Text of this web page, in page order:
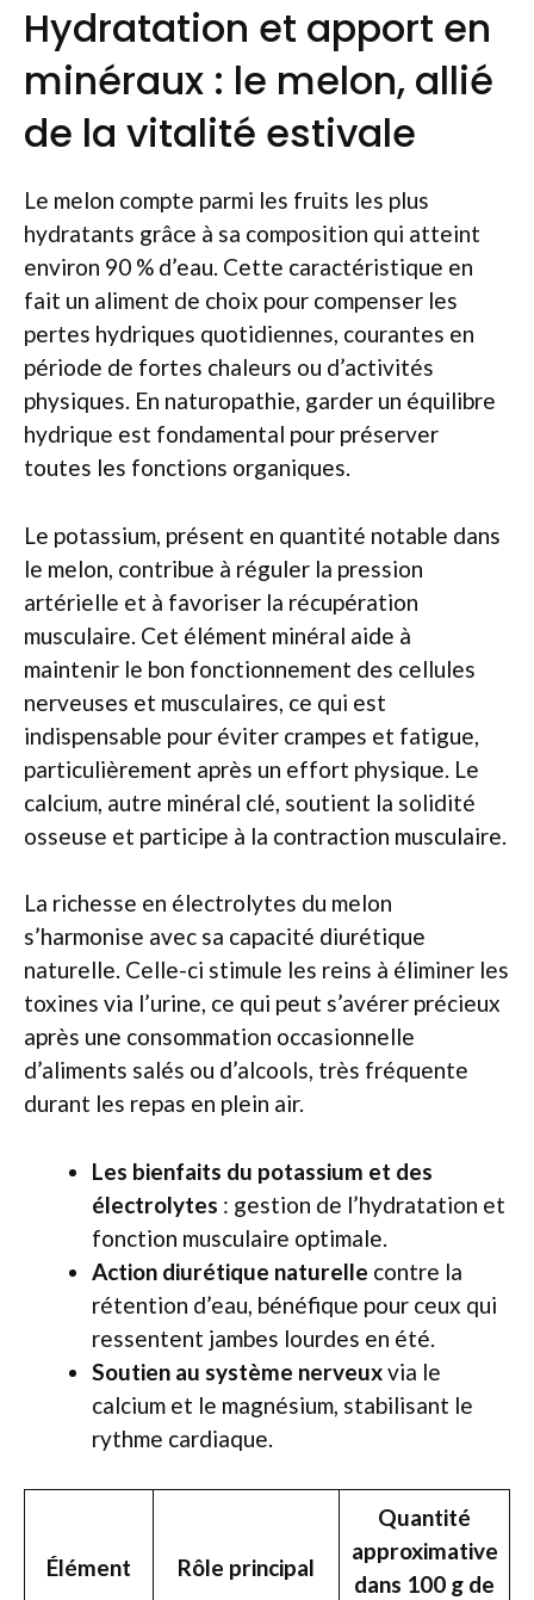
Hydratation et apport en
minéraux : le melon, allié
de la vitalité estivale
Le melon compte parmi les fruits les plus
hydratants grâce à sa composition qui atteint
environ 90 % d’eau. Cette caractéristique en
fait un aliment de choix pour compenser les
pertes hydriques quotidiennes, courantes en
période de fortes chaleurs ou d’activités
physiques. En naturopathie, garder un équilibre
hydrique est fondamental pour préserver
toutes les fonctions organiques.
Le potassium, présent en quantité notable dans
le melon, contribue à réguler la pression
artérielle et à favoriser la récupération
musculaire. Cet élément minéral aide à
maintenir le bon fonctionnement des cellules
nerveuses et musculaires, ce qui est
indispensable pour éviter crampes et fatigue,
particulièrement après un effort physique. Le
calcium, autre minéral clé, soutient la solidité
osseuse et participe à la contraction musculaire.
La richesse en électrolytes du melon
s’harmonise avec sa capacité diurétique
naturelle. Celle-ci stimule les reins à éliminer les
toxines via l’urine, ce qui peut s’avérer précieux
après une consommation occasionnelle
d’aliments salés ou d’alcools, très fréquente
durant les repas en plein air.
Les bienfaits du potassium et des
électrolytes : gestion de l’hydratation et
fonction musculaire optimale.
Action diurétique naturelle contre la
rétention d’eau, bénéfique pour ceux qui
ressentent jambes lourdes en été.
Soutien au système nerveuxvia le
calcium et le magnésium, stabilisant le
rythme cardiaque.
Élément Rôle principal
Quantité
approximative
dans 100 g de